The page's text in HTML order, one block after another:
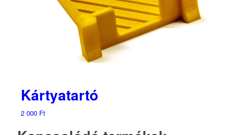
Kártyatartó
2 000 Ft